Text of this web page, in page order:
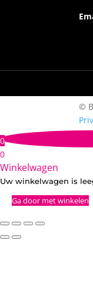
©
0
0
Winkelwagen
Uw winkelwagen is
Ga door met winkelen